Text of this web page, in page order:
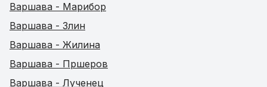
Варшава - Марибор
Варшава - Злин
Варшава - Жилина
Варшава - Пршеров
Варшава - Лученец